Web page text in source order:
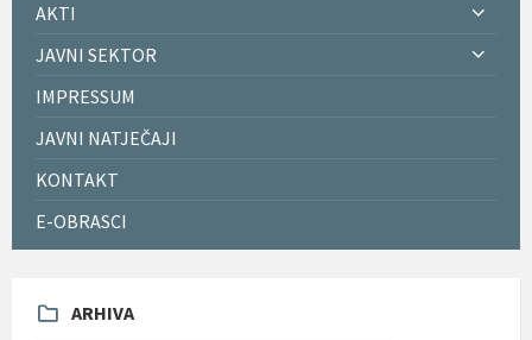
AKTI
JAVNI SEKTOR
IMPRESSUM
JAVNI NATJEČAJI
KONTAKT
E-OBRASCI
ARHIVA